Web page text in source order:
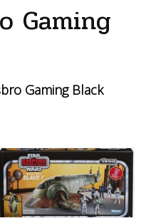
Gaming
Gaming Black